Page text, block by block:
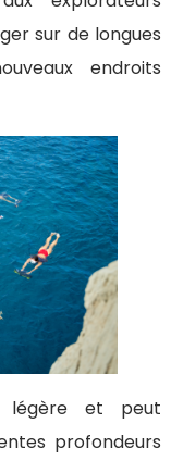
sur de longues
endroits
et peut
profondeurs